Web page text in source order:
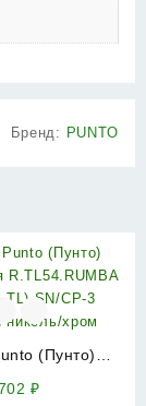
Бренд: PUNTO
(Пунто)
₽